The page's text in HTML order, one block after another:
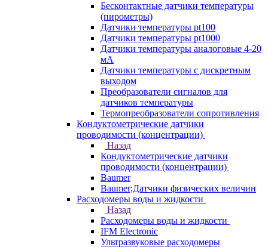
Бесконтактные датчики температуры
(пирометры)
Датчики температуры pt100
Датчики температуры pt1000
Датчики температуры аналоговые 4-20
мА
Датчики температуры с дискретным
выходом
Преобразователи сигналов для
датчиков температуры
Термопреобразователи сопротивления
Кондуктометрические датчики
проводимости (концентрации)
Назад
Кондуктометрические датчики
проводимости (концентрации)
Baumer
Baumer;Датчики физических величин
Расходомеры воды и жидкости
Назад
Расходомеры воды и жидкости
IFM Electronic
Ультразвуковые расходомеры